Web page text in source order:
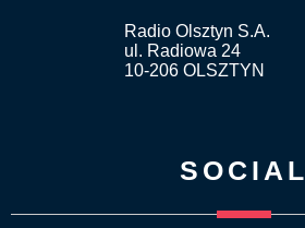
Radio Olsztyn S.A.
ul. Radiowa 24
10-206 OLSZTYN
SOCIAL